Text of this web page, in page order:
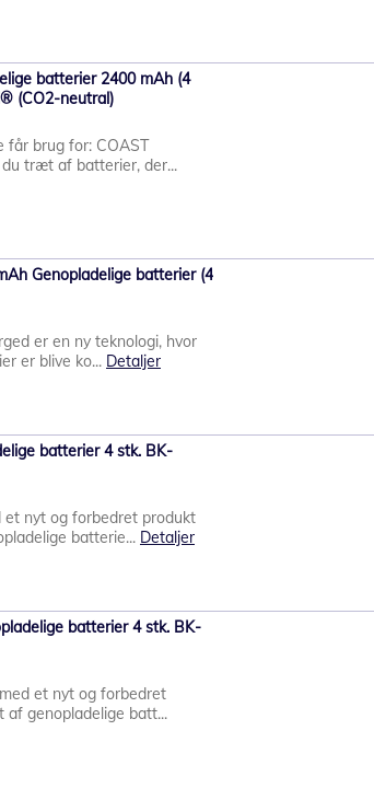
batterier 2400 mAh (4
(CO2-neutral)
får brug for: COAST
træt af batterier, der...
Genopladelige batterier (4
er en ny teknologi, hvor
er blive ko... Detaljer
batterier 4 stk. BK-
et nyt og forbedret produkt
batterie... Detaljer
batterier 4 stk. BK-
et nyt og forbedret
genopladelige batt...